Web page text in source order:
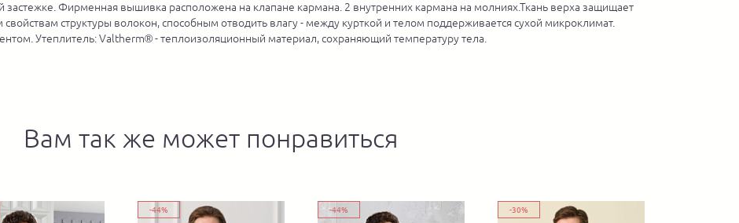
застежке. Фирменная вышивка расположена на клапане кармана. 2 внутренних кармана на молниях.Ткань верха защищает
структуры волокон, способным отводить влагу - между курткой и телом поддерживается сухой микроклимат.
Утеплитель: Valtherm® - теплоизоляционный материал, сохраняющий температуру тела.
Вам так же может понравиться
-44% -44% -30%